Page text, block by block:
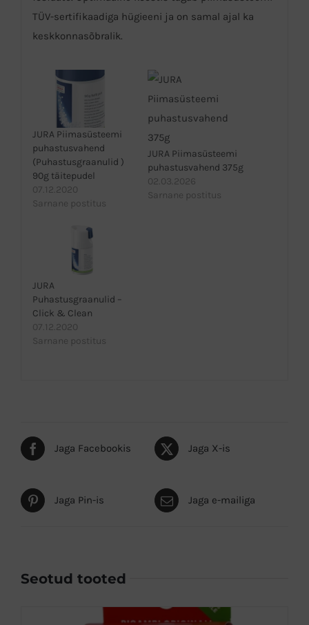
TÜV-sertifikaadiga hügieeni ja on samal ajal ka
keskkonnasõbralik.
JURA Piimasüsteemi
puhastusvahend
(Puhastusgraanulid )
90g täitepudel
07.12.2020
Sarnane postitus
JURA Piimasüsteemi
puhastusvahend 375g
02.03.2026
Sarnane postitus
JURA
Puhastusgraanulid –
Click & Clean
07.12.2020
Sarnane postitus
Jaga Facebookis Jaga X-is
Jaga Pin-is Jaga e-mailiga
Seotud tooted